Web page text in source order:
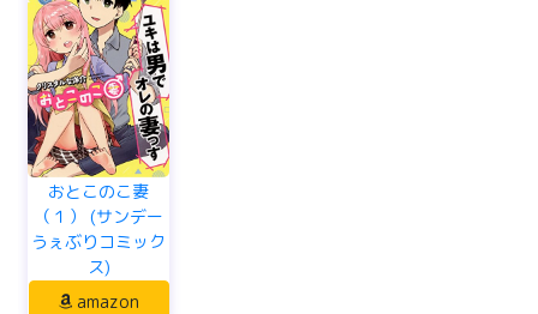
おとこのこ妻
（１） (サンデー
うぇぶりコミック
ス)
amazon